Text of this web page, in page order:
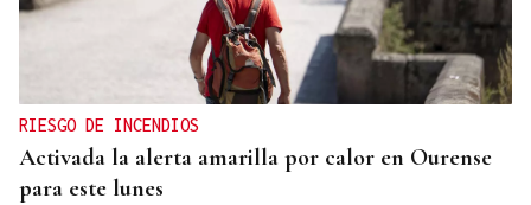
RIESGO DE INCENDIOS
Activada la alerta amarilla por calor en Ourense
para este lunes